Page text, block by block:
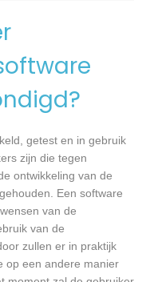
getest en in gebruik
zijn die tegen
ontwikkeling van de
Een software
van de
van de
zullen er in praktijk
op een andere manier